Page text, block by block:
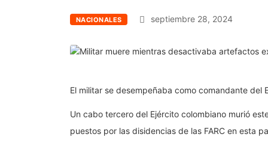
NACIONALES septiembre 28, 2024
El militar se desempeñaba como comandante del
Un cabo tercero del Ejército colombiano murió
puestos por las disidencias de las FARC en esta